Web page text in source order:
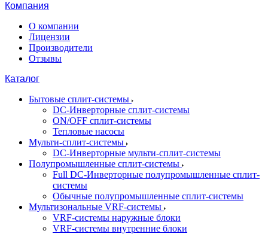
Компания
О компании
Лицензии
Производители
Отзывы
Каталог
Бытовые сплит-системы
DC-Инверторные сплит-системы
ON/OFF сплит-системы
Тепловые насосы
Мульти-сплит-системы
DC-Инверторные мульти-сплит-системы
Полупромышленные сплит-системы
Full DC-Инверторные полупромышленные сплит-
системы
Обычные полупромышленные сплит-системы
Мультизональные VRF-системы
VRF-системы наружные блоки
VRF-системы внутренние блоки